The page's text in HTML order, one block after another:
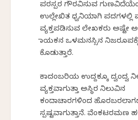
ಪರಸ್ಪರ ಗೌರವಿಸುವ
ಉಲ್ಲೇಖಿತ ಧ್ವನಿಯಾಗಿ ಪದಗಳಲ್ಲಿ
ವ್ಯಕ್ತಪಡಿಸುವ ಲೇಖಕರು ಅಷ್ಟೇ
ನಾಯಕನ ಒಳಮನಸ್ಸಿನ ನಿಜರೂಪಕ್ಕೆ
ಕೊಡುತ್ತಾರೆ.
ಕಾದಂಬರಿಯ ಉದ್ದಕ್ಕೂ ದ್ವಂದ್ವ
ವ್ಯಕ್ತವಾಗುತ್ತಾ ಅಸ್ಥಿರ ನಿಲುವಿನ
ಕಂದಾಚಾರಗಳಿಂದ
ಸ್ಪಷ್ಟವಾಗುತ್ತಾನೆ. ವೆಂಕಟರಮಣ